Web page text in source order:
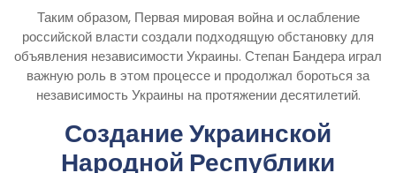
Таким образом, Первая мировая война и ослабление
российской власти создали подходящую обстановку для
объявления независимости Украины. Степан Бандера играл
важную роль в этом процессе и продолжал бороться за
независимость Украины на протяжении десятилетий.
Создание Украинской
Народной Республики